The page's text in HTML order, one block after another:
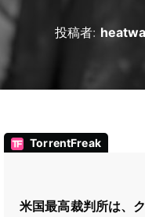
投稿者:
TorrentFreak
米国最高裁判所は、